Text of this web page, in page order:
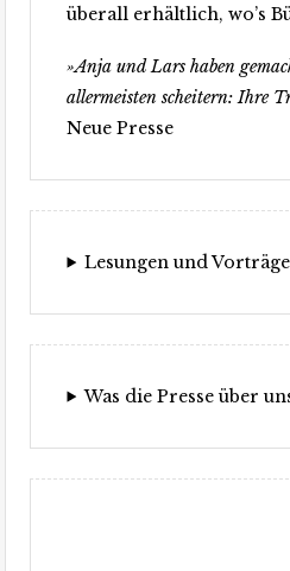
überall erhältlich, wo’s
»Anja und Lars haben
allermeisten scheitern: Ihre
Neue Presse
Lesungen und Vorträge
Was die Presse über